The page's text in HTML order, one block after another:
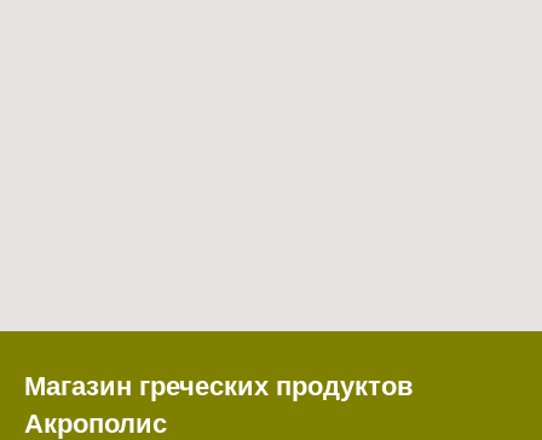
Магазин греческих продуктов
Акрополис